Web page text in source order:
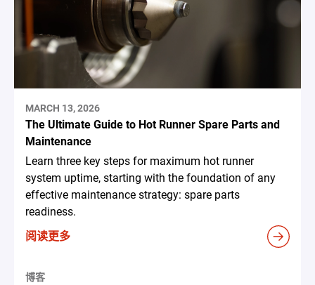
MARCH 13, 2026
The Ultimate Guide to Hot Runner Spare Parts and
Maintenance
Learn three key steps for maximum hot runner
system uptime, starting with the foundation of any
effective maintenance strategy: spare parts
readiness.
阅读更多
博客